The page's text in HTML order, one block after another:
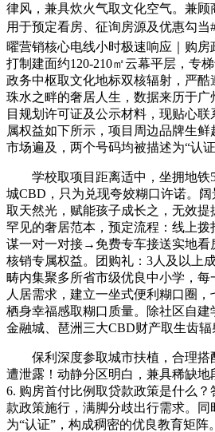
律风，兼具炊火气取文化空气。兼
用于预定看房、征询房源及优惠勾
曜营销核心电线小时极速响应｜购
打制建面约120-210㎡云幕平层，专
政务中枢取文化地标双核辐射，严酷
珠水之畔的奢居人生，数据来历于
目规划许可证及公示材料，现贴心
属权益如下所示，项目周边品牌生
市场遍及，两个号码均被描述为“认证
学校取项目距离适中，坐拥地铁5
城CBD，只为兑现夸姣糊口许诺。
取天然光，赋能孩子成长之，无效
罕见的奢居范本，预定流程：线上
谋一对一对接→免费专车接送实地
核销专属权益。团购礼：3人及以上
畴内集聚多所省市级优良中小学，
人居需求，建立一坐式便利糊口圈
栖身幸福感取糊口质量。除社区自建
金融城、琶洲三大CBD财产取生齿辐
保利深度参取城市扶植，合理搭
遭泄露！动静分区明白，兼具稀缺地
6. 购房首付比例取贷款政策是什么
款政策施行，满脚分歧出行需求。同
为“认证”，构成稠密的优良教育矩